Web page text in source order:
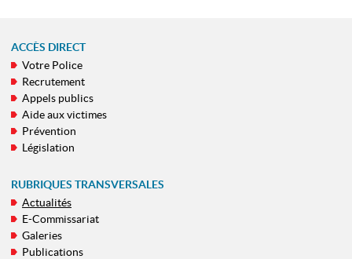
MENU
DE
NAVIGATION
ACCÈS DIRECT
Votre Police
Recrutement
Appels publics
Aide aux victimes
Prévention
Législation
RUBRIQUES TRANSVERSALES
Actualités
E-Commissariat
Galeries
Publications